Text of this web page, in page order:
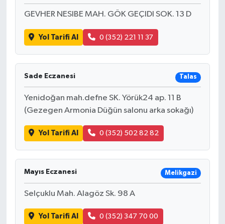
GEVHER NESIBE MAH. GÖK GEÇIDI SOK. 13 D
Yol Tarifi Al 0 (352) 221 11 37
Sade Eczanesi Talas
Yenidoğan mah.defne SK. Yörük24 ap. 11 B
(Gezegen Armonia Düğün salonu arka sokağı)
Yol Tarifi Al 0 (352) 502 82 82
Mayıs Eczanesi Melikgazi
Selçuklu Mah. Alagöz Sk. 98 A
Yol Tarifi Al 0 (352) 347 70 00